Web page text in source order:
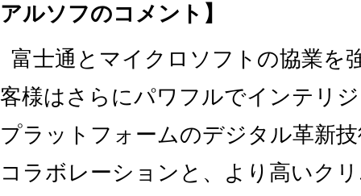
アルソフのコメント】
富士通とマイクロソフトの協業を
客様はさらにパワフルでインテリ
プラットフォームのデジタル革新
コラボレーションと、より高いク